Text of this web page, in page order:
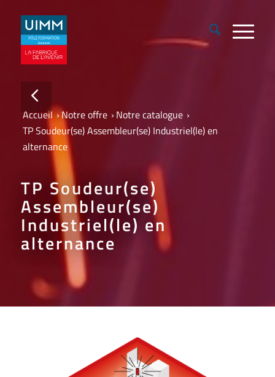
Accueil ›Notre offre › Notre catalogue ›
TP Soudeur(se) Assembleur(se) Industriel(le) en
alternance
TP Soudeur(se)
Assembleur(se)
Industriel(le) en
alternance